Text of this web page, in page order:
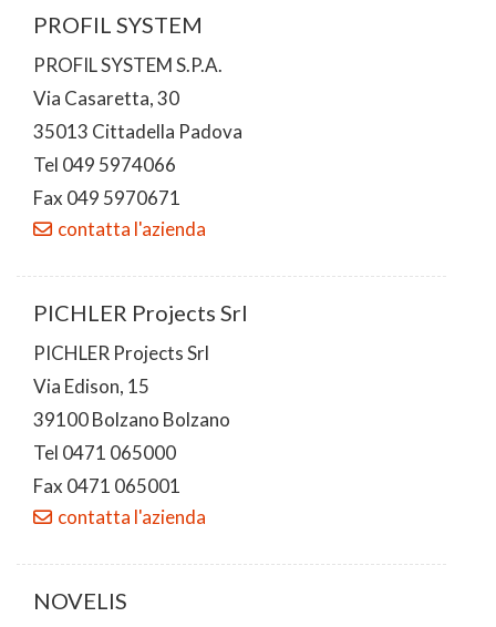
PROFIL SYSTEM
PROFIL SYSTEM S.P.A.
Via Casaretta, 30
35013 Cittadella Padova
Tel 049 5974066
Fax 049 5970671
contatta l'azienda
PICHLER Projects Srl
PICHLER Projects Srl
Via Edison, 15
39100 Bolzano Bolzano
Tel 0471 065000
Fax 0471 065001
contatta l'azienda
NOVELIS